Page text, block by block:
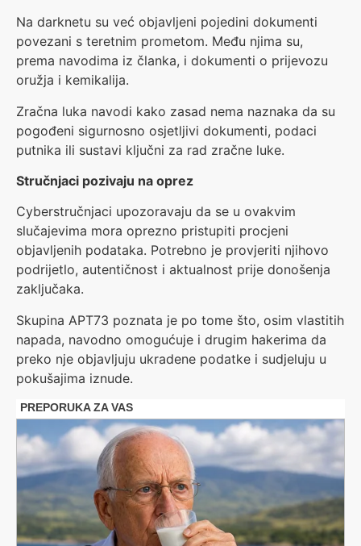
Na darknetu su već objavljeni pojedini dokumenti
povezani s teretnim prometom. Među njima su,
prema navodima iz članka, i dokumenti o prijevozu
oružja i kemikalija.
Zračna luka navodi kako zasad nema naznaka da su
pogođeni sigurnosno osjetljivi dokumenti, podaci
putnika ili sustavi ključni za rad zračne luke.
Stručnjaci pozivaju na oprez
Cyberstručnjaci upozoravaju da se u ovakvim
slučajevima mora oprezno pristupiti procjeni
objavljenih podataka. Potrebno je provjeriti njihovo
podrijetlo, autentičnost i aktualnost prije donošenja
zaključaka.
Skupina APT73 poznata je po tome što, osim vlastitih
napada, navodno omogućuje i drugim hakerima da
preko nje objavljuju ukradene podatke i sudjeluju u
pokušajima iznude.